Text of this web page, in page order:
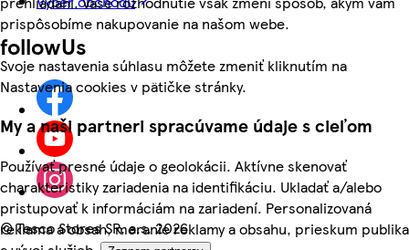
prispôsobíme nakupovanie na našom webe.
Svoje nastavenia súhlasu môžete zmeniť kliknutím na
Nastavenia cookies v pätičke stránky.
My a naši partneri spracúvame údaje s cieľom
Používať presné údaje o geolokácii. Aktívne skenovať
charakteristiky zariadenia na identifikáciu. Ukladať a/alebo
pristupovať k informáciám na zariadení. Personalizovaná
reklama a obsah, meranie reklamy a obsahu, prieskum publika
followUs
©Tesco Stores SR, a.s. 2026